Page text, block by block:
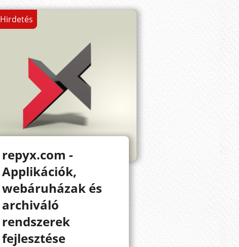
Hirdetés
repyx.com -
Applikációk,
webáruházak és
archiváló
rendszerek
fejlesztése